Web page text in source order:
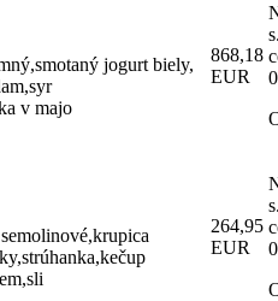
jogurt biely,
v majo
868,18
EUR
264,95
EUR